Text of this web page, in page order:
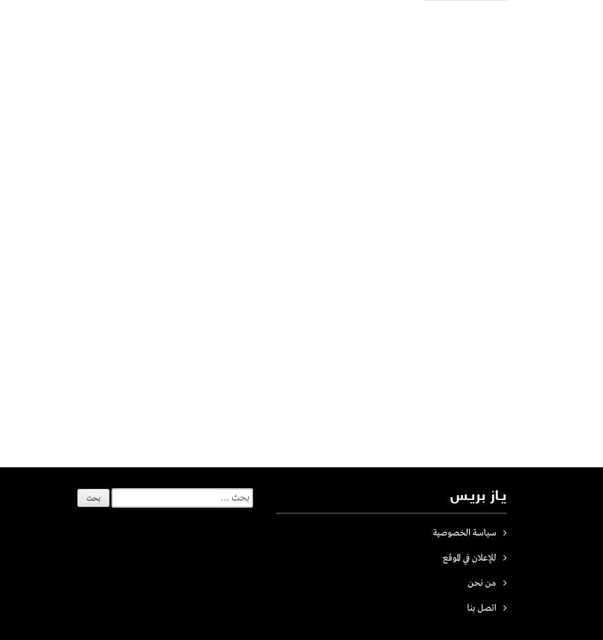
يـاز بريـس
سياسة الخصوصية
للإعلان في الموقع
من نحن
اتصل بنـا
البحث
عن: